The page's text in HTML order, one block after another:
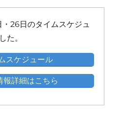
ト)
ト)
ト)
・26日のタイムスケジュ
た。
スケジュール
報詳細はこちら